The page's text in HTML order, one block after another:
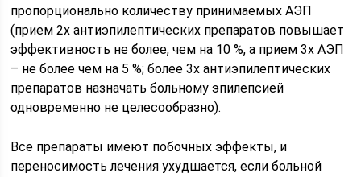
пропорционально количеству принимаемых АЭП
(прием 2х антиэпилептических препаратов повышает
эффективность не более, чем на 10 %, а прием 3х АЭП
– не более чем на 5 %; более 3х антиэпилептических
препаратов назначать больному эпилепсией
одновременно не целесообразно).
Все препараты имеют побочных эффекты, и
переносимость лечения ухудшается, если больной